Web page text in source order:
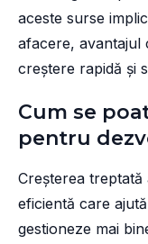
aceste surse
afacere,
creștere rapidă și
Cum se
pentru
Creșterea
eficientă care
gestioneze mai